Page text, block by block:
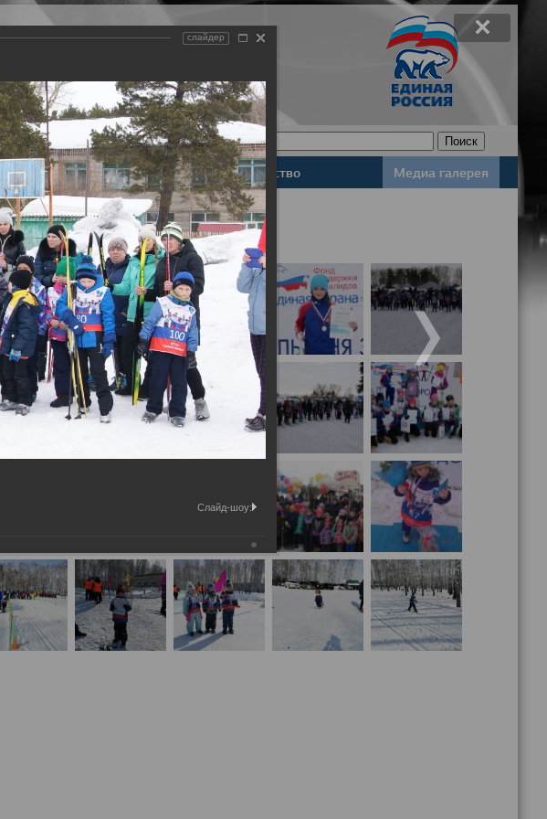
Задать вопрос
Базы данных Законодательство Медиа галерея
слайдер
Слайд-шоу: